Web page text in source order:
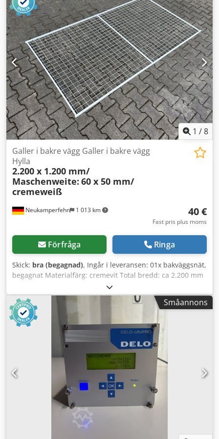
profil, begagnad Materialfärg: crèmevit Profillängd: ca 2
200 mm CS-profilmått: ca 150 x 50 x 15 mm
Materialtjocklek: ca 2,25 mm Vikt per styck: ca 10,500 kg CS
Sigma-profilerna kan vara böjda eller ha mindre skador
eller rostangrepp. Dodpfogfbyzjx Aicekr Våra tjänster i
överblick: (pris på förfrågan) Montering, installation våra
allmänna monteringsvillkor gäller Ställageinspektion
Regalinspektion enligt DIN EN 15635, utförd enligt kraven i
BGR 234 visuell inspektion av alla ställagesystem Leverans
med vår egen fordonsflotta (utan avlastning)
1 /8
Neukamperfehn 1 013 km
Galler i bakre vägg Galler i bakre vägg
Hylla
2.200 x 1.200 mm/
Maschenweite: 60 x 50 mm/
cremeweiß
40 €
Fast pris plus moms
Förfråga Ringa
Skick: bra (begagnad), Ingår i leveransen: 01x bakväggsnät,
begagnat Materialfärg: cremevit Total bredd: ca 2.200 mm
Total höjd: ca 1.200 mm Dsdpfxsm E I Nvs Aicskr
Maskstorlek: ca 60 x 50 mm Ramprofilmått (bredd): ca 20 x
20 mm Ramprofilmått (höjd): ca 15 x 15 mm Trådtjocklek:
ca 3,00 mm Vikt/st: ca 8,14 kg Intern beteckning: RW-2
Småannons